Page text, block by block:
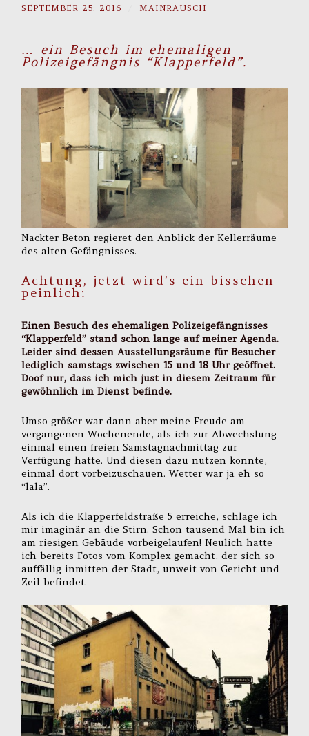
SEPTEMBER 25, 2016 MAINRAUSCH
… ein Besuch im ehemaligen
Polizeigefängnis “Klapperfeld”.
Nackter Beton regieret den Anblick der Kellerräume
des alten Gefängnisses.
Achtung, jetzt wird’s ein bisschen
peinlich:
Einen Besuch desehemaligen Polizeigefängnisses
“Klapperfeld” stand schon lange auf meiner Agenda.
Leider sind dessen Ausstellungsräume für Besucher
lediglich samstags zwischen 15 und 18 Uhr geöffnet.
Doof nur, dass ich mich just in diesem Zeitraum für
gewöhnlich im Dienst befinde.
Umso größer war dann aber meine Freude am
vergangenen Wochenende, als ich zur Abwechslung
einmal einen freien Samstagnachmittag zur
Verfügung hatte. Und diesen dazu nutzen konnte,
einmal dort vorbeizuschauen. Wetter war ja eh so
“lala”.
Als ich die Klapperfeldstraße 5 erreiche, schlage ich
mir imaginär an die Stirn. Schon tausend Mal bin ich
am riesigen Gebäude vorbeigelaufen! Neulich hatte
ich bereits Fotos vom Komplex gemacht, der sich so
auffällig inmitten der Stadt, unweit von Gericht und
Zeil befindet.